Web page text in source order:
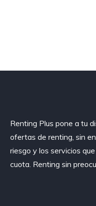
Renting Plus pone a tu
ofertas de renting, sin
riesgo y los servicios
cuota. Renting sin